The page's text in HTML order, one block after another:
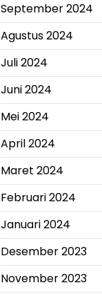
September 2024
Agustus 2024
Juli 2024
Juni 2024
Mei 2024
April 2024
Maret 2024
Februari 2024
Januari 2024
Desember 2023
November 2023